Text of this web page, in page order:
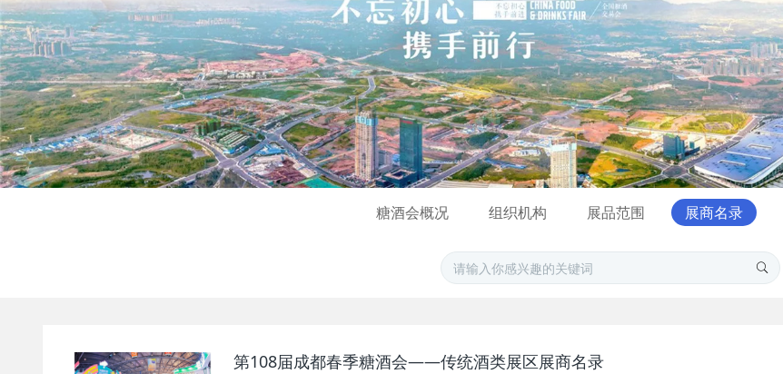
糖酒会概况 组织机构 展品范围 展商名录
第108届成都春季糖酒会——传统酒类展区展商名录